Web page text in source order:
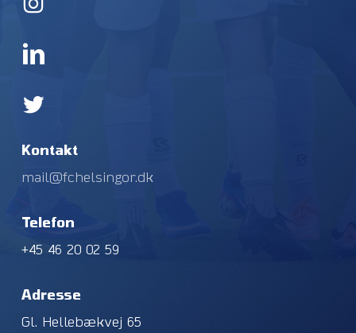
Kontakt
mail@fchelsingor.dk
Telefon
+45 46 20 02 59
Adresse
Gl. Hellebækvej 65